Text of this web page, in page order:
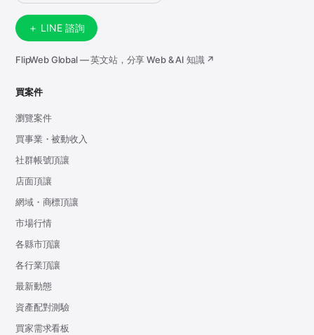
＋ LINE 諮詢
FlipWeb Global — 英文站，分享 Web & AI 知識 ↗
買案件
瀏覽案件
買事業・被動收入
社群帳號頂讓
店面頂讓
網域・商標頂讓
市場行情
各縣市頂讓
各行業頂讓
最新動態
資產配對測驗
買家需求看板